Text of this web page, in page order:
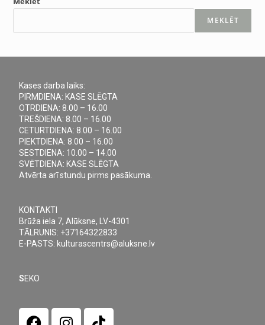
MEKLĒT
Kases darba laiks:
PIRMDIENA: KASE SLĒGTA
OTRDIENA: 8.00 – 16.00
TREŠDIENA: 8.00 – 16.00
CETURTDIENA: 8.00 – 16.00
PIEKTDIENA: 8.00 – 16.00
SESTDIENA: 10.00 – 14.00
SVĒTDIENA: KASE SLĒGTA
Atvērta arī stundu pirms pasākuma.
KONTAKTI
Brūža iela 7, Alūksne, LV-4301
TĀLRUNIS: +37164322833
E-PASTS: kulturascentrs@aluksne.lv
SEKO